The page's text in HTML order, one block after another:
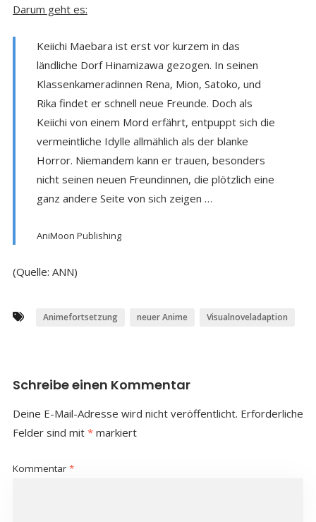
Darum geht es:
Keiichi Maebara ist erst vor kurzem in das
ländliche Dorf Hinamizawa gezogen. In seinen
Klassenkameradinnen Rena, Mion, Satoko, und
Rika findet er schnell neue Freunde. Doch als
Keiichi von einem Mord erfährt, entpuppt sich die
vermeintliche Idylle allmählich als der blanke
Horror. Niemandem kann er trauen, besonders
nicht seinen neuen Freundinnen, die plötzlich eine
ganz andere Seite von sich zeigen …
AniMoon Publishing
(Quelle: ANN)
Animefortsetzung neuer Anime Visualnoveladaption
Schreibe einen Kommentar
Deine E-Mail-Adresse wird nicht veröffentlicht. Erforderliche
Felder sind mit *markiert
Kommentar *